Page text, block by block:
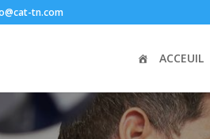
tn.com
ACCEUIL